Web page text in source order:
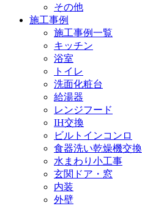
その他
施工事例
施工事例一覧
キッチン
浴室
トイレ
洗面化粧台
給湯器
レンジフード
IH交換
ビルトインコンロ
食器洗い乾燥機交換
水まわり小工事
玄関ドア・窓
内装
外壁